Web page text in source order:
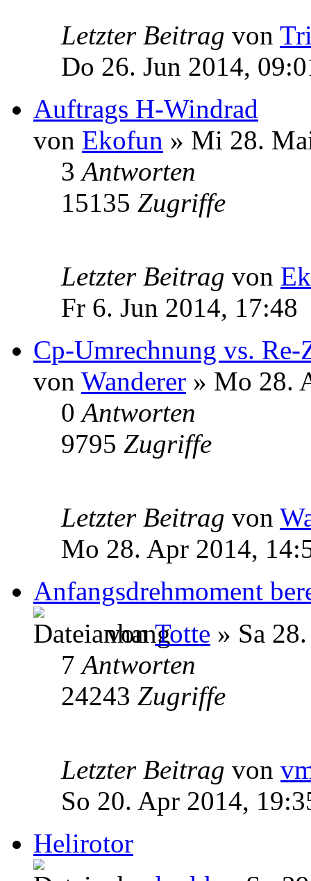
Letzter Beitrag von
Do 26. Jun 2014,
Auftrags H-Windrad
von Ekofun » Mi 28.
3Antworten
15135 Zugriffe
Letzter Beitrag von
Fr 6. Jun 2014, 17:48
Cp-Umrechnung vs.
von Wanderer » Mo 28.
0Antworten
9795 Zugriffe
Letzter Beitrag von
Mo 28. Apr 2014,
Anfangsdrehmoment
vonTotte » Sa
7Antworten
24243 Zugriffe
Letzter Beitrag von
So 20. Apr 2014,
Helirotor